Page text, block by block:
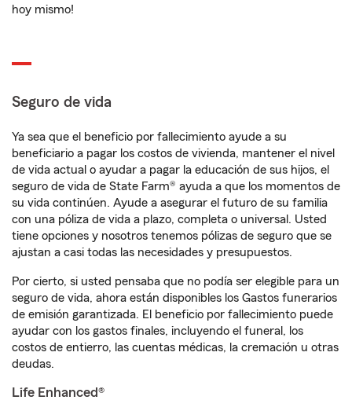
hoy mismo!
Seguro de vida
Ya sea que el beneficio por fallecimiento ayude a su
beneficiario a pagar los costos de vivienda, mantener el nivel
de vida actual o ayudar a pagar la educación de sus hijos, el
seguro de vida de State Farm® ayuda a que los momentos de
su vida continúen. Ayude a asegurar el futuro de su familia
con una póliza de vida a plazo, completa o universal. Usted
tiene opciones y nosotros tenemos pólizas de seguro que se
ajustan a casi todas las necesidades y presupuestos.
Por cierto, si usted pensaba que no podía ser elegible para un
seguro de vida, ahora están disponibles los Gastos funerarios
de emisión garantizada. El beneficio por fallecimiento puede
ayudar con los gastos finales, incluyendo el funeral, los
costos de entierro, las cuentas médicas, la cremación u otras
deudas.
Life Enhanced®